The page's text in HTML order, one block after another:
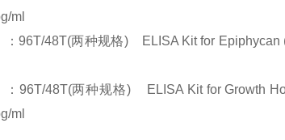
ml
96T/48T(两种规格) ELISA Kit for
48T(两种规格) ELISA Kit for Growth
ml